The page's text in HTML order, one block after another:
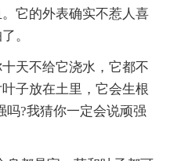
它的外表确实不惹人喜
。
天不给它浇水，它都不
子放在土里，它会生根
吗?我猜你一定会说顽强